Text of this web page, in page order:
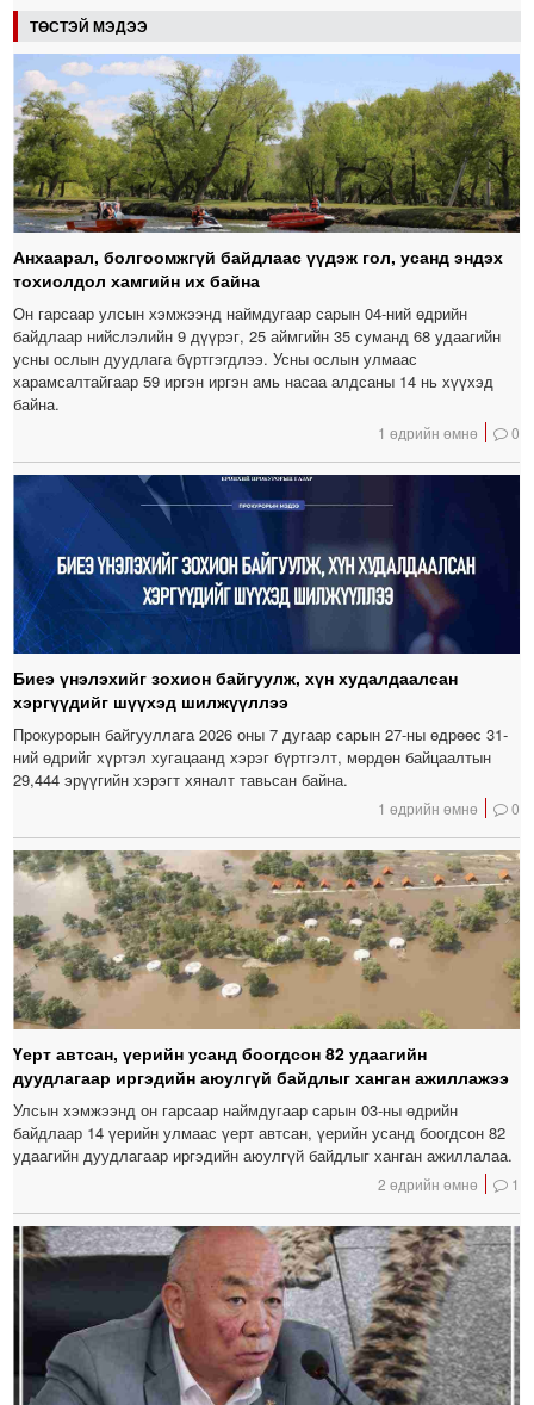
ТӨСТЭЙ МЭДЭЭ
Анхаарал, болгоомжгүй байдлаас үүдэж гол, усанд эндэх
тохиолдол хамгийн их байна
Он гарсаар улсын хэмжээнд наймдугаар сарын 04-ний өдрийн
байдлаар нийслэлийн 9 дүүрэг, 25 аймгийн 35 суманд 68 удаагийн
усны ослын дуудлага бүртгэгдлээ. Усны ослын улмаас
харамсалтайгаар 59 иргэн иргэн амь насаа алдсаны 14 нь хүүхэд
байна.
1 өдрийн өмнө 0
Биеэ үнэлэхийг зохион байгуулж, хүн худалдаалсан
хэргүүдийг шүүхэд шилжүүллээ
Прокурорын байгууллага 2026 оны 7 дугаар сарын 27-ны өдрөөс 31-
ний өдрийг хүртэл хугацаанд хэрэг бүртгэлт, мөрдөн байцаалтын
29,444 эрүүгийн хэрэгт хяналт тавьсан байна.
1 өдрийн өмнө 0
Үерт автсан, үерийн усанд боогдсон 82 удаагийн
дуудлагаар иргэдийн аюулгүй байдлыг ханган ажиллажээ
Улсын хэмжээнд он гарсаар наймдугаар сарын 03-ны өдрийн
байдлаар 14 үерийн улмаас үерт автсан, үерийн усанд боогдсон 82
удаагийн дуудлагаар иргэдийн аюулгүй байдлыг ханган ажиллалаа.
2 өдрийн өмнө 1